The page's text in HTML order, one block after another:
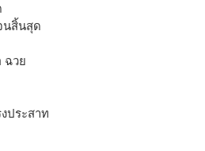
นสิ้นสุด
ฉวย
ประสาท